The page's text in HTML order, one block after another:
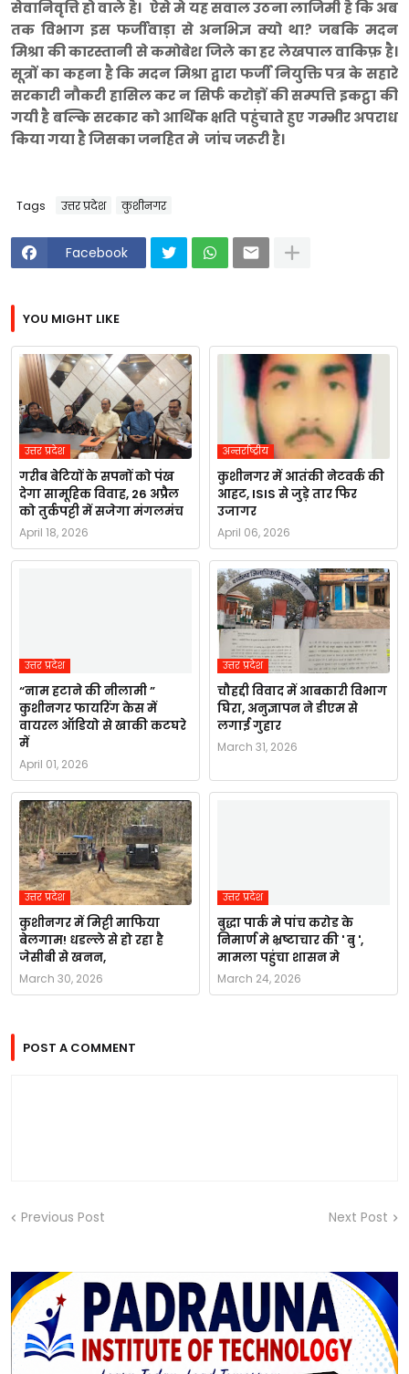
सेवानिवृत्ति हो वाले है। ऐसे मे यह सवाल उठना लाजिमी है कि अब
तक विभाग इस फर्जीवाड़ा से अनभिज्ञ क्यो था? जबकि मदन
मिश्रा की कारस्तानी से कमोबेश जिले का हर लेखपाल वाकिफ़ है।
सूत्रों का कहनाहै कि मदन मिश्रा द्वारा फर्जी नियुक्ति पत्र के सहारे
सरकारी नौकरी हासिल कर न सिर्फ करोड़ों की सम्पत्ति इकट्ठा की
गयी है बल्कि सरकार को आर्थिक क्षति पहुंचाते हुए गम्भीर अपराध
किया गया है जिसका जनहित मे जांच जरूरी है।
Tags उत्तर प्रदेश कुशीनगर
Facebook
YOU MIGHT LIKE
उत्तर प्रदेश
गरीब बेटियों के सपनों को पंख
देगा सामूहिक विवाह, 26 अप्रैल
को तुर्कपट्टी में सजेगा मंगलमंच
April 18, 2026
अन्तर्राष्ट्रीय
कुशीनगर में आतंकी नेटवर्क की
आहट, ISIS से जुड़े तार फिर
उजागर
April 06, 2026
उत्तर प्रदेश
“नाम हटाने की नीलामी ”
कुशीनगर फायरिंग केस में
वायरल ऑडियो से खाकी कटघरे
में
April 01, 2026
उत्तर प्रदेश
चौहद्दी विवाद में आबकारी विभाग
घिरा, अनुज्ञापन ने डीएम से
लगाई गुहार
March 31, 2026
उत्तर प्रदेश
कुशीनगर में मिट्टी माफिया
बेलगाम! धडल्ले से हो रहा है
जेसीबी से खनन,
March 30, 2026
उत्तर प्रदेश
बुद्धा पार्क मे पांच करोड के
निमार्ण मे भ्रष्टाचार की ' बु ',
मामला पहुंचा शासन मे
March 24, 2026
POST A COMMENT
Previous Post Next Post